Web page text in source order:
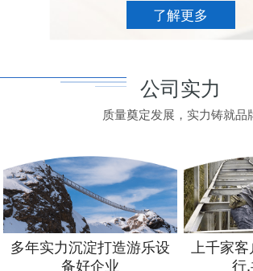
了解更多
公司实力
质量奠定发展，实力铸就品
多年实力沉淀打造游乐设
备好企业
上千家
行